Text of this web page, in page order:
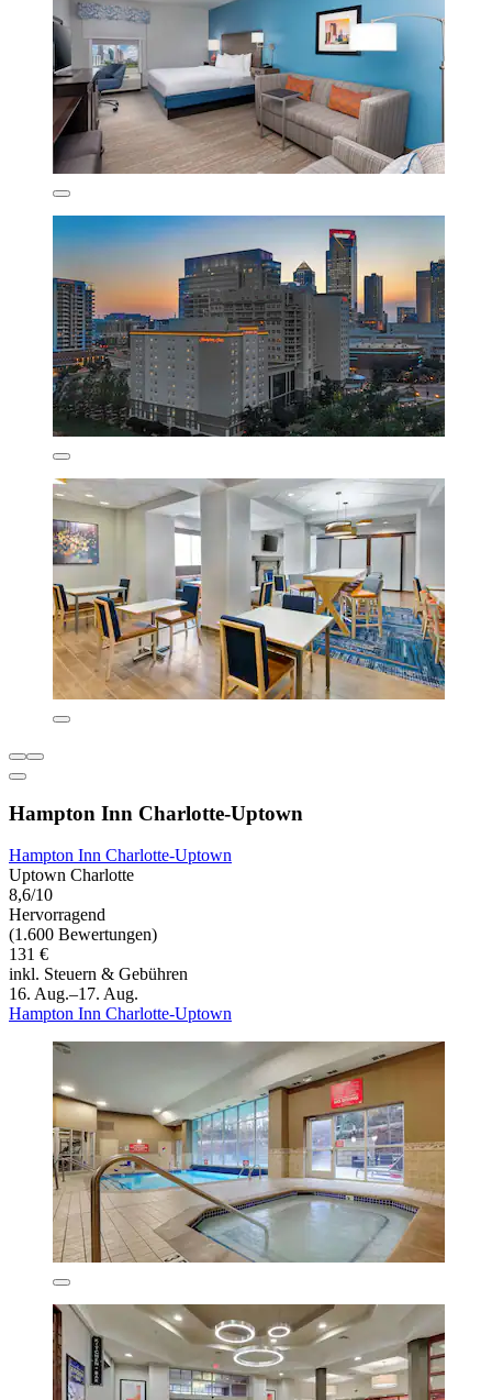
Hampton Inn Charlotte-Uptown
Hampton Inn Charlotte-Uptown
Uptown Charlotte
8,6/10
Hervorragend
(1.600 Bewertungen)
131 €
inkl. Steuern & Gebühren
16. Aug.–17. Aug.
Hampton Inn Charlotte-Uptown